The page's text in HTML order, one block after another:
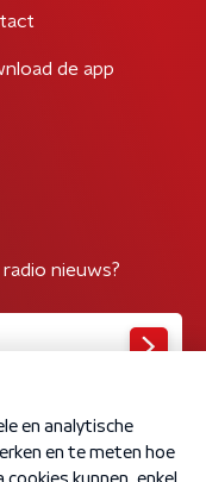
de app
nieuws?